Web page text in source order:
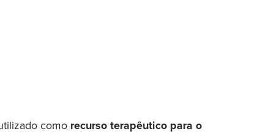
como recurso terapêutico para o